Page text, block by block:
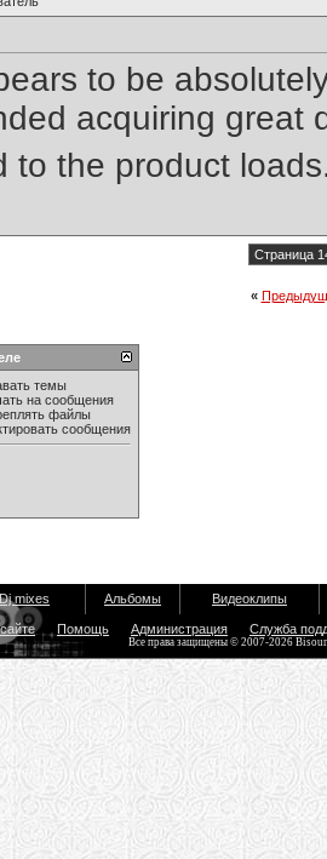
to be
acquiring great
to the product
Страница
«
темы
на сообщения
файлы
сообщения
Dj mixes Альбомы Видеоклипы
Помощь Администрация Служба
Все права защищены © 2007-2026